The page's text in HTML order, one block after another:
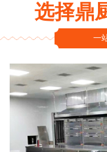
选择鼎
一